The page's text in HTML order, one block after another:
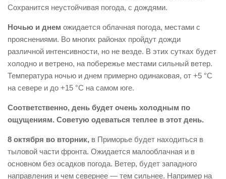
Сохранится неустойчивая погода, с дождями.
Ночью и днем ожидается облачная погода, местами с
прояснениями. Во многих районах пройдут дожди
различной интенсивности, но не везде. В этих сутках будет
холодно и ветрено, на побережье местами сильный ветер.
Температура ночью и днем примерно одинаковая, от +5 °С
на севере и до +15 °С на самом юге.
Соответственно, день будет очень холодным по
ощущениям. Советую одеваться теплее в этот день.
8 октября во вторник, в Приморье будет находиться в
тыловой части фронта. Ожидается малооблачная и в
основном без осадков погода. Ветер, будет западного
направления и чем севернее — тем сильнее. Например на